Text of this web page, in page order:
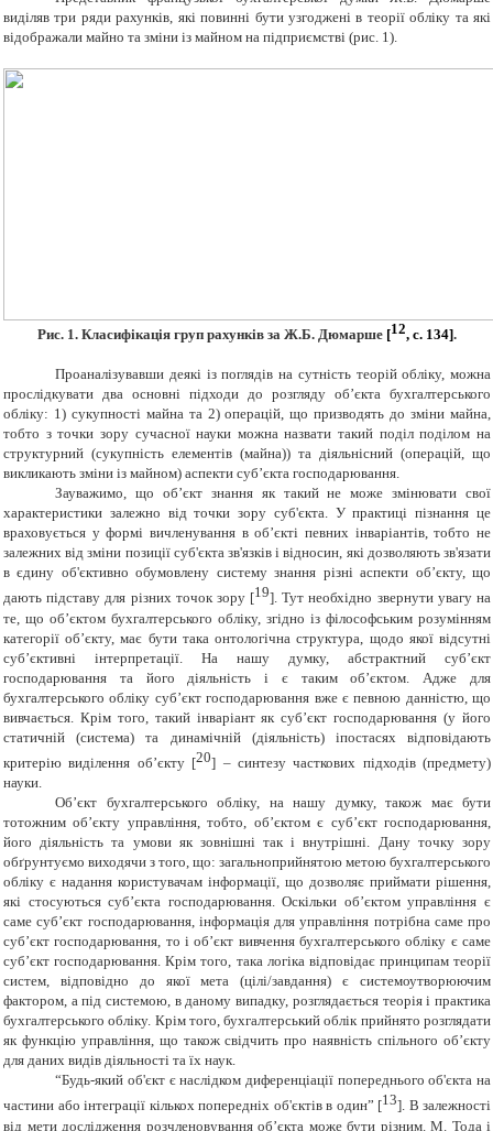
виділяв три ряди рахунків, які повинні бути узгоджені в теорії обліку та які
відображали майно та зміни із майном на підприємстві (рис. 1).
Рис. 1. Класифікація груп рахунків за Ж.Б. Дюмарше [12, с. 134].
Проаналізувавши деякі із поглядів на сутність теорій обліку, можна
прослідкувати два основні підходи до розгляду об’єкта бухгалтерського
обліку: 1) сукупності майна та 2) операцій, що призводять до зміни майна,
тобто з точки зору сучасної науки можна назвати такий поділ поділом на
структурний (сукупність елементів (майна)) та діяльнісний (операцій, що
викликають зміни із майном) аспекти суб’єкта господарювання.
Зауважимо, що об’єкт знання як такий не може змінювати свої
характеристики залежно від точки зору суб'єкта. У практиці пізнання це
враховується у формі вичленування в об’єкті певних інваріантів, тобто не
залежних від зміни позиції суб'єкта зв'язків і відносин, які дозволяють зв'язати
в єдину об'єктивно обумовлену систему знання різні аспекти об’єкту, що
дають підставу для різних точок зору [19]. Тут необхідно звернути увагу на
те, що об’єктом бухгалтерського обліку, згідно із філософським розумінням
категорії об’єкту, має бути така онтологічна структура, щодо якої відсутні
суб’єктивні інтерпретації. На нашу думку, абстрактний суб’єкт
господарювання та його діяльність і є таким об’єктом. Адже для
бухгалтерського обліку суб’єкт господарювання вже є певною данністю, що
вивчається. Крім того, такий інваріант як суб’єкт господарювання (у його
статичній (система) та динамічній (діяльність) іпостасях відповідають
критерію виділення об’єкту [20] – синтезу часткових підходів (предмету)
науки.
Об’єкт бухгалтерського обліку, на нашу думку, також має бути
тотожним об’єкту управління, тобто, об’єктом є суб’єкт господарювання,
його діяльність та умови як зовнішні так і внутрішні. Дану точку зору
обґрунтуємо виходячи з того, що: загальноприйнятою метою бухгалтерського
обліку є надання користувачам інформації, що дозволяє приймати рішення,
які стосуються суб’єкта господарювання. Оскільки об’єктом управління є
саме суб’єкт господарювання, інформація для управління потрібна саме про
суб’єкт господарювання, то і об’єкт вивчення бухгалтерського обліку є саме
суб’єкт господарювання. Крім того, така логіка відповідає принципам теорії
систем, відповідно до якої мета (цілі/завдання) є системоутворюючим
фактором, а під системою, в даному випадку, розглядається теорія і практика
бухгалтерського обліку. Крім того, бухгалтерський облік прийнято розглядати
як функцію управління, що також свідчить про наявність спільного об’єкту
для даних видів діяльності та їх наук.
“Будь-який об'єкт є наслідком диференціації попереднього об'єкта на
частини або інтеграції кількох попередніх об'єктів в один” [13]. В залежності
від мети дослідження розчленовування об’єкта може бути різним. М. Тода і